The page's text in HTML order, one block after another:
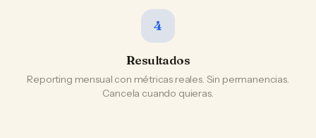
4
Resultados
Reporting mensual con métricas reales. Sin permanencias.
Cancela cuando quieras.